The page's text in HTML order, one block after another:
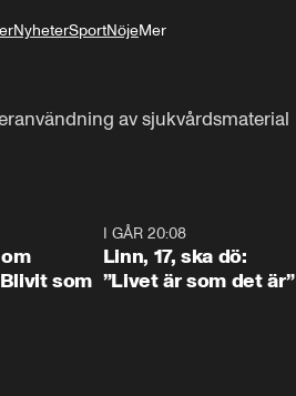
NyheterSportNöjeMer
av sjukvårdsmaterial
som
I GÅR 20:08
Linn, 17, ska dö:
”Livet är som det är”